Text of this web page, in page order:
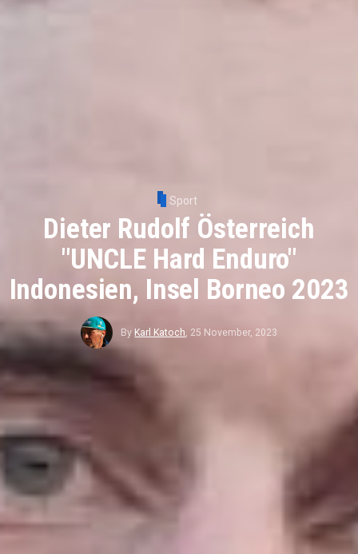
Sport
Dieter Rudolf Österreich
"UNCLE Hard Enduro"
Indonesien, Insel Borneo 2023
By Karl Katoch, 25 November, 2023